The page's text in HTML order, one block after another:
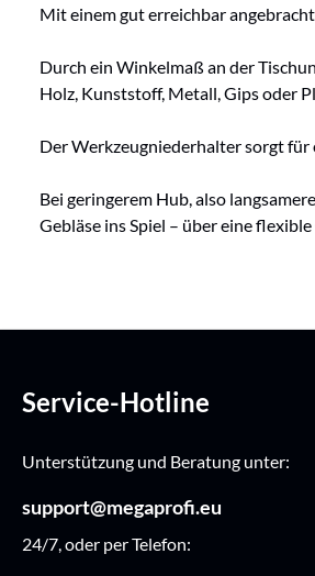
Mit einem gut erreichbar
Durch ein Winkelmaß an der
Holz, Kunststoff, Metall, Gips oder
Der Werkzeugniederhalter sorgt für
Bei geringerem Hub, also
Gebläse ins Spiel – über eine
Service-Hotline
Unterstützung und Beratung unter:
support@megaprofi.eu
24/7, oder per Telefon: